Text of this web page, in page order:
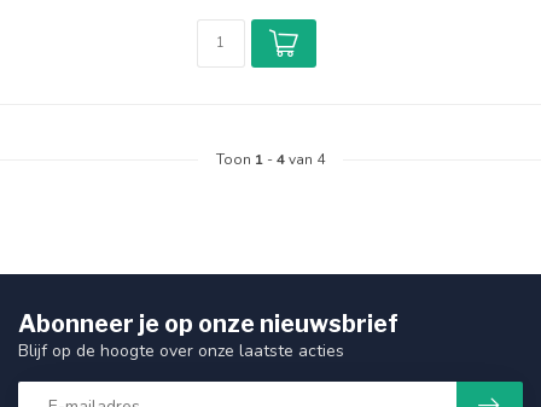
Toon 1 -4van 4
Abonneer je op onze nieuwsbrief
Blijf op de hoogte over onze laatste acties